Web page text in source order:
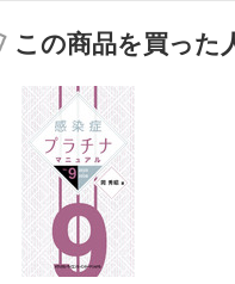
この商品を買った